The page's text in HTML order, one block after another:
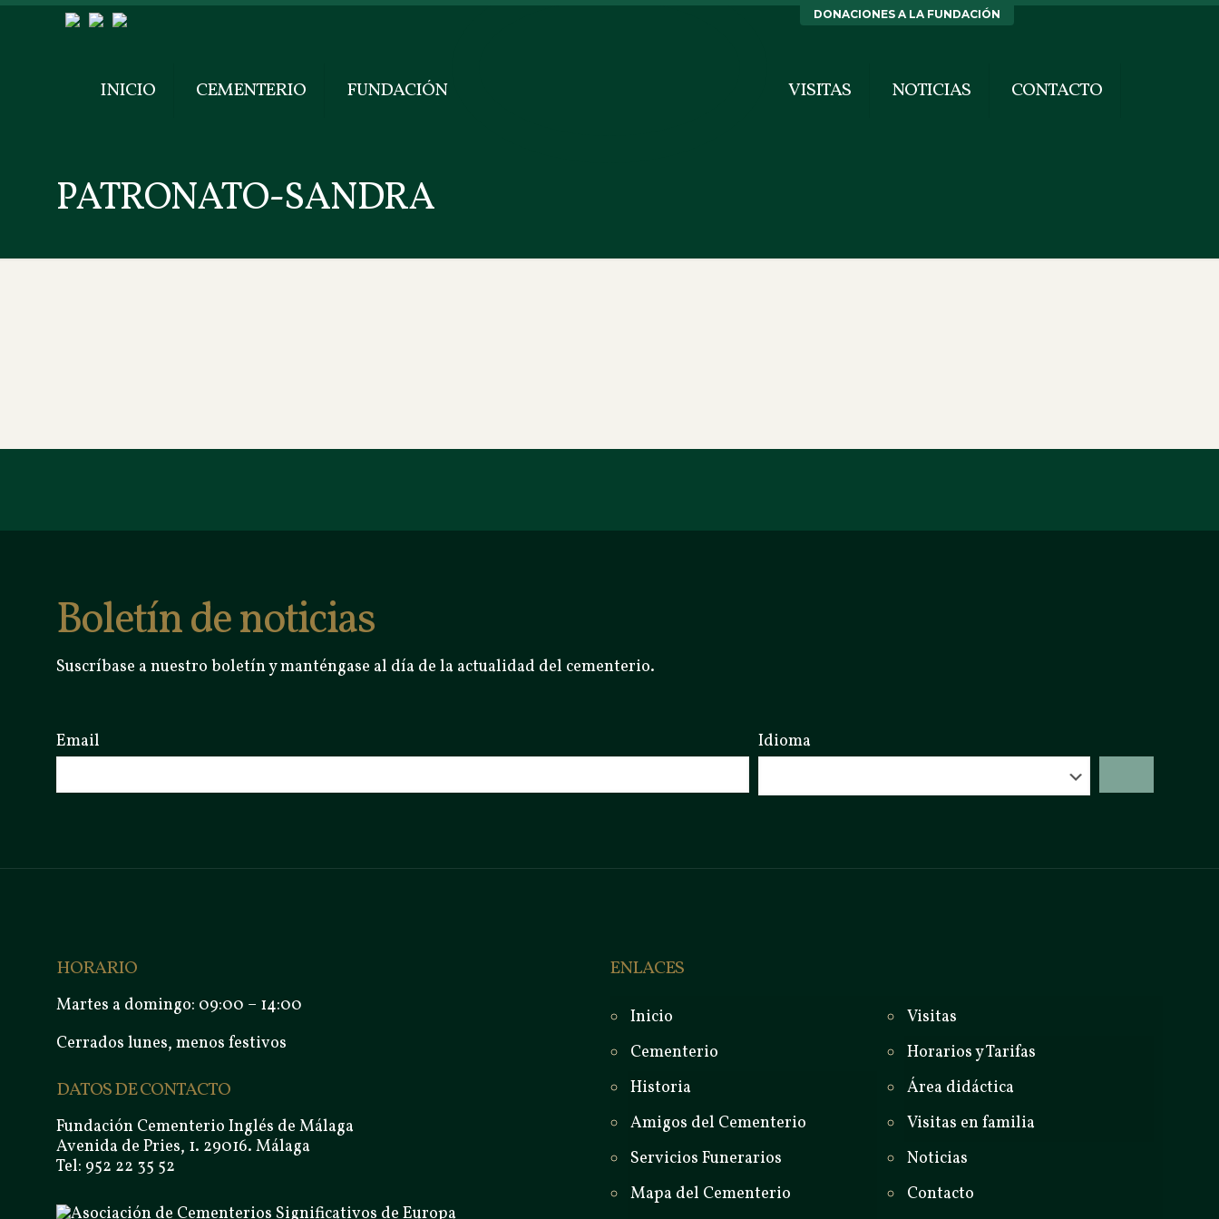
DONACIONES A LA FUNDACIÓN
INICIO CEMENTERIO FUNDACIÓN VISITAS NOTICIAS CONTACTO
PATRONATO-SANDRA
Boletín de noticias
Suscríbase a nuestro boletín y manténgase al día de la actualidad del cementerio.
Email Idioma
HORARIO
Martes a domingo: 09:00 – 14:00
Cerrados lunes, menos festivos
DATOS DE CONTACTO
Fundación Cementerio Inglés de Málaga
Avenida de Pries, 1. 29016. Málaga
Tel: 952 22 35 52
ENLACES
Inicio
Cementerio
Historia
Amigos del Cementerio
Servicios Funerarios
Mapa del Cementerio
Visitas
Horarios y Tarifas
Área didáctica
Visitas en familia
Noticias
Contacto